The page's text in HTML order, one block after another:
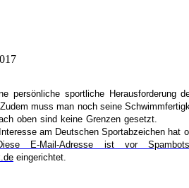
persönliche sportliche
muss man noch seine
möglich, nach
am Deutschen Sportabzeichen hat
E-Mail-Adresse ist vor
eingerichtet.